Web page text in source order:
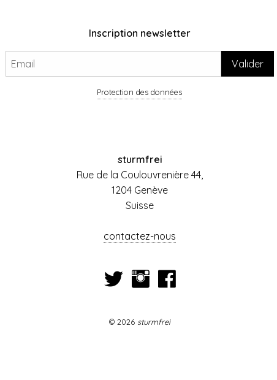
Inscription newsletter
Protection des données
sturmfrei
Rue de la Coulouvrenière 44,
1204 Genève
Suisse
contactez-nous
© 2026 sturmfrei